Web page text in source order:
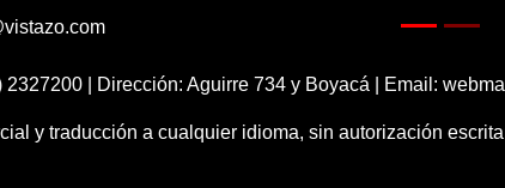
| Dirección: Aguirre 734 y Boyacá | Email:
y traducción a cualquier idioma, sin autorización